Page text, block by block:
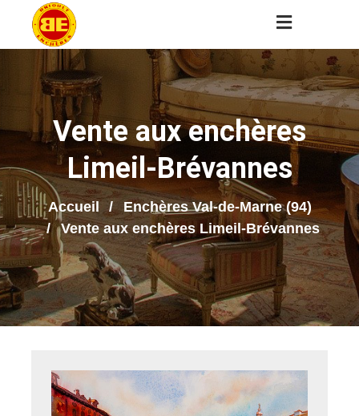
Vente aux enchères
Limeil-Brévannes
Accueil
Enchères Val-de-Marne (94)
Vente aux enchères Limeil-Brévannes